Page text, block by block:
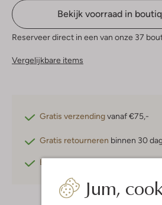
Jum,
Bekijk voorraad in
Reserveer direct in een van onze 37
Vergelijkbare items
Gratis verzendingvanaf €75,-
Gratis retourneren binnen 30
Betaal achteraf